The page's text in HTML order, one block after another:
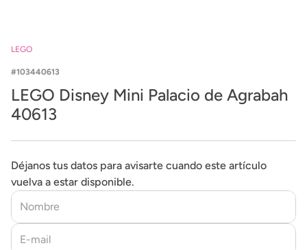
LEGO
103440613
LEGO Disney Mini Palacio de Agrabah
40613
Déjanos tus datos para avisarte cuando este artículo
vuelva a estar disponible.